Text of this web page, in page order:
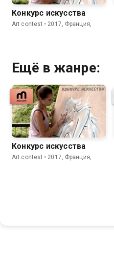
Конкурс искусства
Art contest • 2017, Франция,
Ещё в жанре:
Конкурс искусства
Art contest • 2017, Франция,